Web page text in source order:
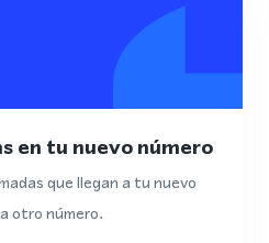
en tu nuevo número
que llegan a tu nuevo
otro número.